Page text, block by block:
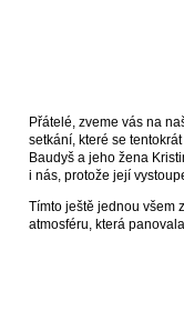
Přátelé, zveme vás na
setkání, které se
Baudyš a jeho žena
i nás, protože její
Tímto ještě jednou všem
atmosféru, která